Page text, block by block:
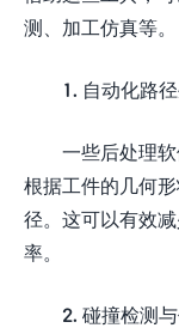
测、加工仿真等。
1. 自动化路
一些后处理
根据工件的几何
径。这可以有效
率。
2. 碰撞检测